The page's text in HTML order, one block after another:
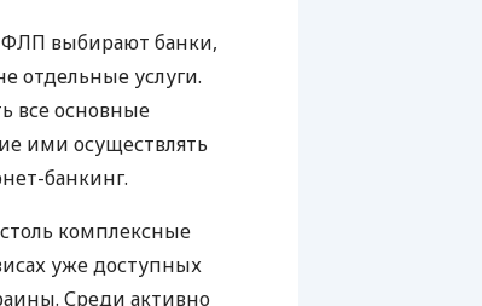
выбирают банки,
отдельные услуги.
все основные
ими осуществлять
банкинг.
комплексные
уже доступных
Среди активно